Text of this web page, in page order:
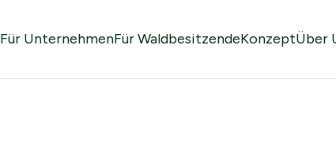
Für UnternehmenFür WaldbesitzendeKonzeptÜber